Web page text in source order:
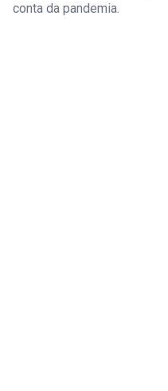
conta da pandemia.